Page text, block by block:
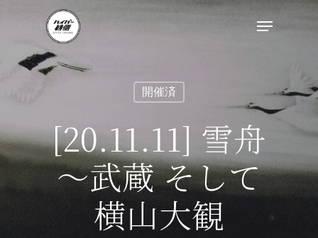
開催済
[20.11.11] 雪舟
～武蔵 そして
横山大観